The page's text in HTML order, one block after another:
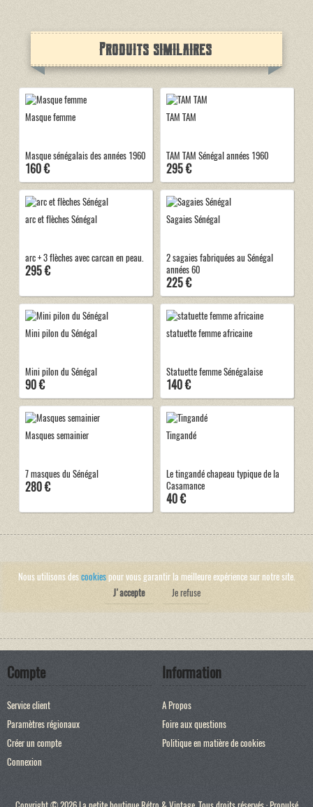
Produits similaires
Masque femme
Masque sénégalais des années 1960
160 €
TAM TAM
TAM TAM Sénégal années 1960
295 €
arc et flèches Sénégal
arc + 3 flèches avec carcan en peau.
295 €
Sagaies Sénégal
2 sagaies fabriquées au Sénégal
années 60
225 €
Mini pilon du Sénégal
Mini pilon du Sénégal
90 €
statuette femme africaine
Statuette femme Sénégalaise
140 €
Masques semainier
7 masques du Sénégal
280 €
Tingandé
Le tingandé chapeau typique de la
Casamance
40 €
Nous utilisons descookiespour vous garantir la meilleure expérience sur notre site.
J'accepte
Je refuse
Compte
Service client
Paramètres régionaux
Créer un compte
Connexion
Information
A Propos
Foire aux questions
Politique en matière de cookies